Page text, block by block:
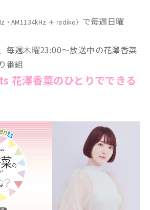
・AM1134kHz ＋ radiko） で毎週日曜
毎週木曜23:00～放送中の花澤香菜
番組
花澤香菜のひとりでできる